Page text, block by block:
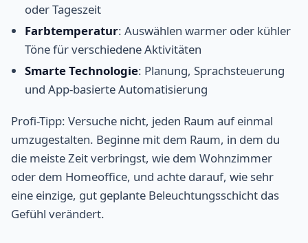
oder Tageszeit
Farbtemperatur: Auswählen warmer oder kühler
Töne für verschiedene Aktivitäten
Smarte Technologie: Planung, Sprachsteuerung
und App-basierte Automatisierung
Profi-Tipp: Versuche nicht, jeden Raum auf einmal
umzugestalten. Beginne mit dem Raum, in dem du
die meiste Zeit verbringst, wie dem Wohnzimmer
oder dem Homeoffice, und achte darauf, wie sehr
eine einzige, gut geplante Beleuchtungsschicht das
Gefühl verändert.